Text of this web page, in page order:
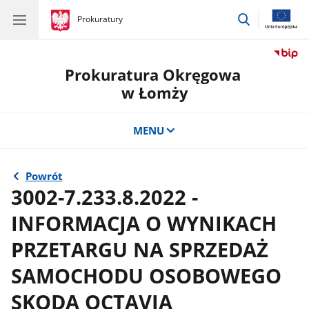
gov.pl
Prokuratury
gov.pl
Prokuratury
przejdź
Prokuratura Okręgowa
w Łomży
MENU
Powrót
3002-7.233.8.2022 -
INFORMACJA O WYNIKACH
PRZETARGU NA SPRZEDAŻ
SAMOCHODU OSOBOWEGO
SKODA OCTAVIA